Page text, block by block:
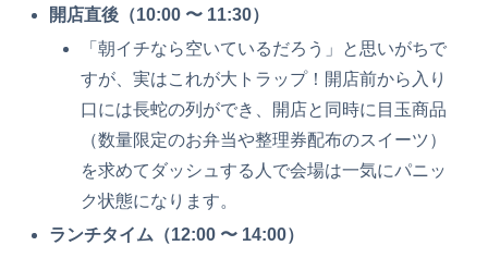
開店直後（10:00 〜 11:30）
「朝イチなら空いているだろう」と思いがちで
すが、実はこれが大トラップ！開店前から入り
口には長蛇の列ができ、開店と同時に目玉商品
（数量限定のお弁当や整理券配布のスイーツ）
を求めてダッシュする人で会場は一気にパニッ
ク状態になります。
ランチタイム（12:00 〜 14:00）